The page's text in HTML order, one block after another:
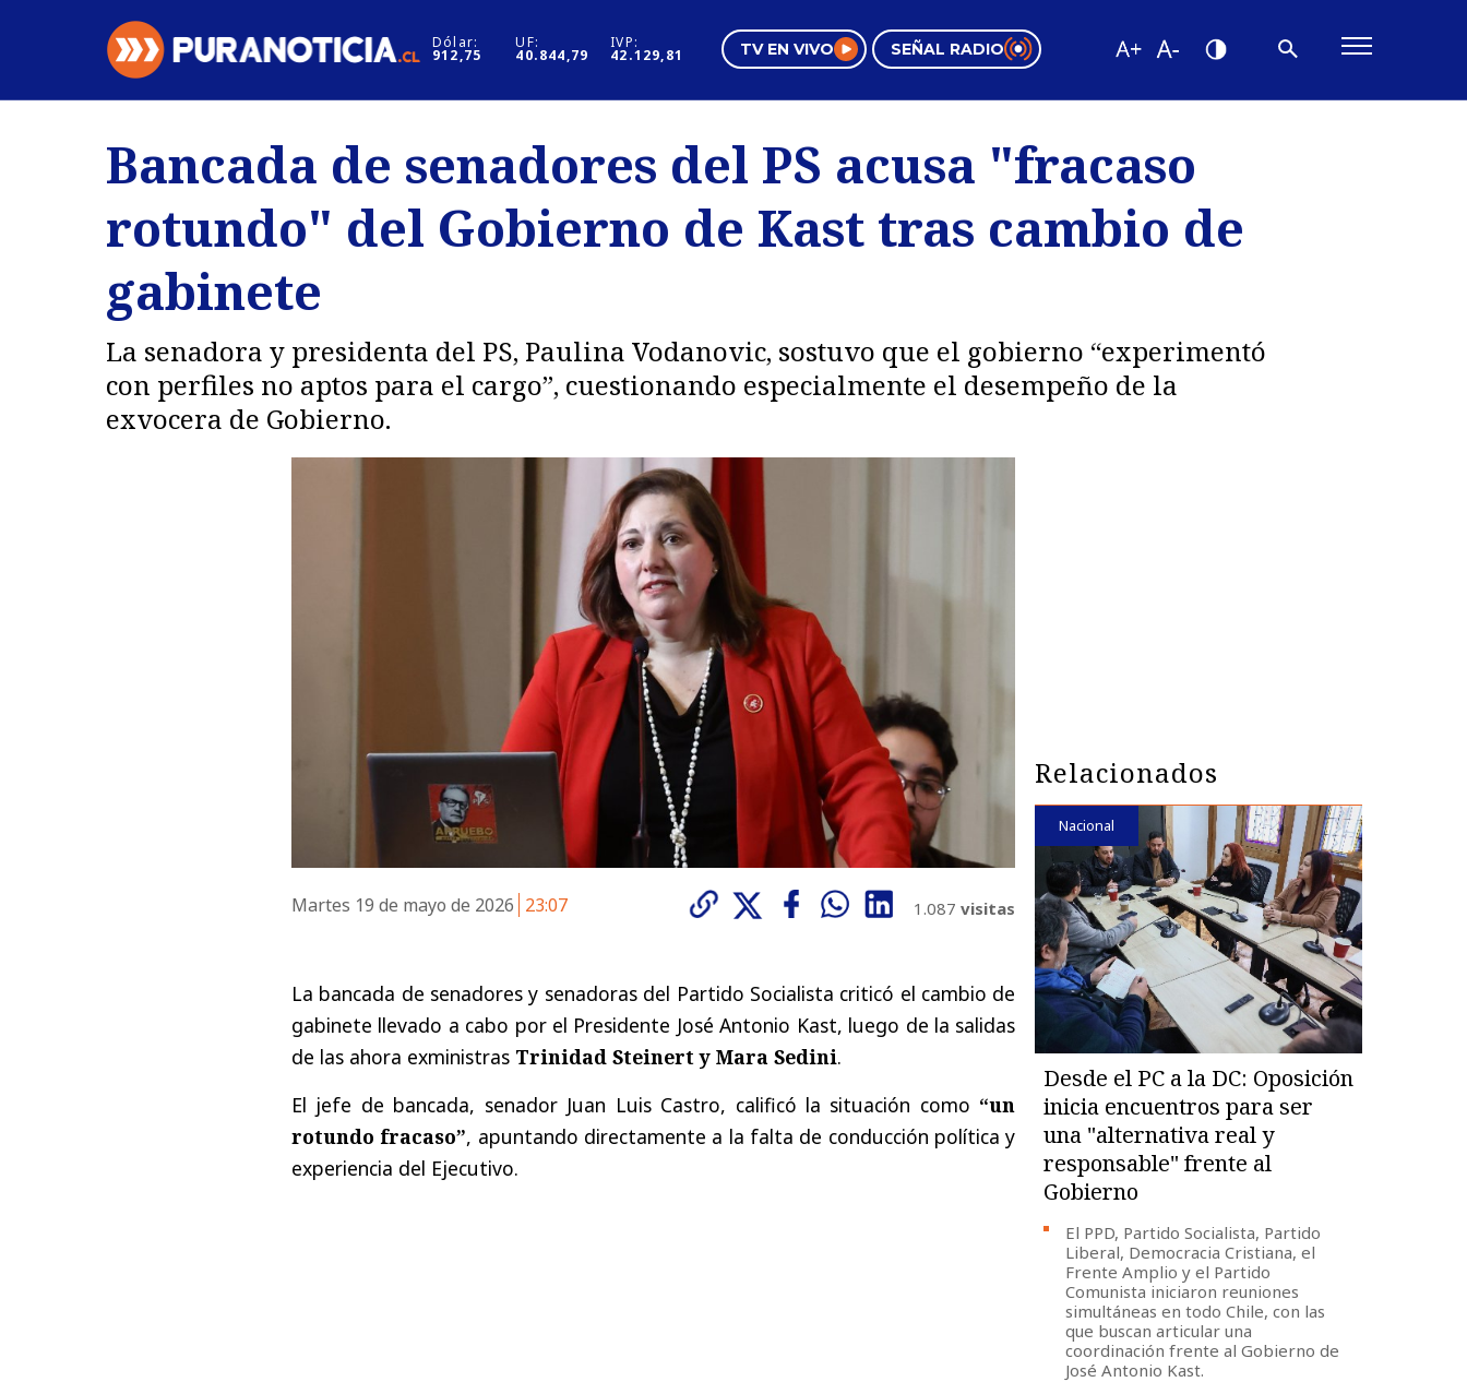
Dólar:
912,75
UF:
40.844,79
IVP:
42.129,81 TV EN VIVO SEÑAL RADIO
Regiones
Deportes
Internacional
Motores
Negocios
Pura Mujer
Tendencias
Videos
Bancada de senadores del PS acusa "fracaso
rotundo" del Gobierno de Kast tras cambio de
gabinete
La senadora y presidenta del PS, Paulina Vodanovic, sostuvo que el gobierno “experimentó
con perfiles no aptos para el cargo”, cuestionando especialmente el desempeño de la
exvocera de Gobierno.
Martes 19 de mayo de 2026 23:07 1.087 visitas
La bancada de senadores y senadoras del Partido Socialista criticó el cambio de
gabinete llevado a cabo por el Presidente José Antonio Kast, luego de la salidas
de las ahora exministras Trinidad Steinert y Mara Sedini.
El jefe de bancada, senador Juan Luis Castro, calificó la situación como “un
rotundo fracaso”, apuntando directamente a la falta de conducción política y
experiencia del Ejecutivo.
Relacionados
Nacional
Desde el PC a la DC: Oposición
inicia encuentros para ser
una "alternativa real y
responsable" frente al
Gobierno
El PPD, Partido Socialista, Partido
Liberal, Democracia Cristiana, el
Frente Amplio y el Partido
Comunista iniciaron reuniones
simultáneas en todo Chile, con las
que buscan articular una
coordinación frente al Gobierno de
José Antonio Kast.